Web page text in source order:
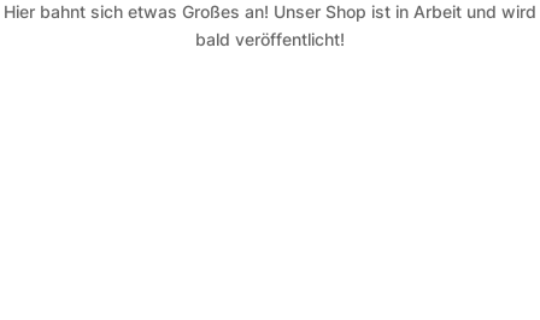
Hier bahnt sich etwas Großes an! Unser Shop ist in Arbeit und wird
bald veröffentlicht!